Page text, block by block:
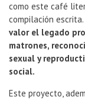
como este café
compilación
valor el legado
matrones,
sexual y
social.
Este proyecto,